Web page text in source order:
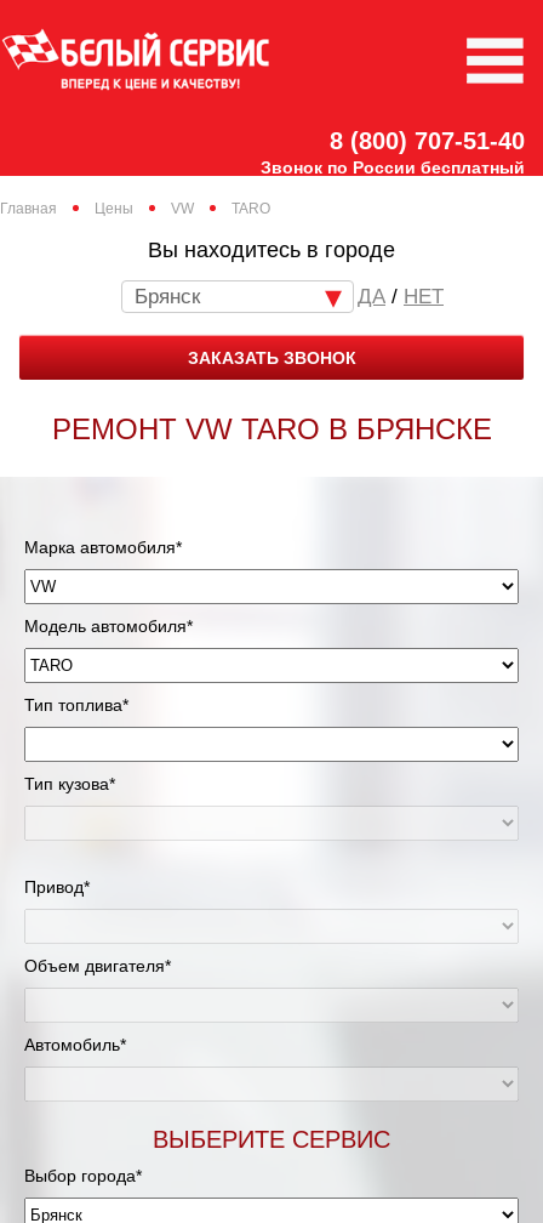
8 (800) 707-51-40
Звонок по России бесплатный
Главная Цены VW TARO
Вы находитесь в городе
Брянск / НЕТ
ЗАКАЗАТЬ ЗВОНОК
РЕМОНТ VW TARO В БРЯНСКЕ
Марка автомобиля*
Модель автомобиля*
Тип топлива*
Тип кузова*
Привод*
Объем двигателя*
Автомобиль*
ВЫБЕРИТЕ СЕРВИС
Выбор города*